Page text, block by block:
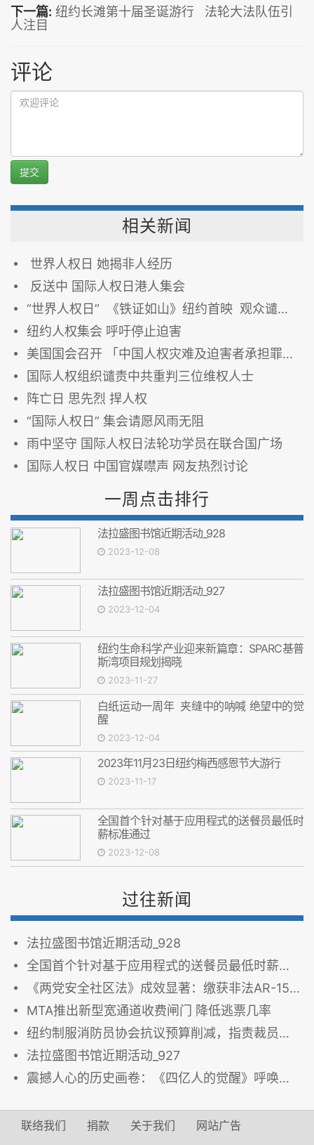
下一篇: 纽约长滩第十届圣诞游行 法轮大法队伍引
人注目
评论
提交
相关新闻
世界人权日 她揭非人经历
反送中 国际人权日港人集会
“世界人权日” 《铁证如山》纽约首映 观众谴责中共暴行
纽约人权集会 呼吁停止迫害
美国国会召开 「中国人权灾难及迫害者承担罪责」研讨会
国际人权组织谴责中共重判三位维权人士
阵亡日 思先烈 捍人权
“国际人权日” 集会请愿风雨无阻
雨中坚守 国际人权日法轮功学员在联合国广场
国际人权日 中国官媒噤声 网友热烈讨论
一周点击排行
法拉盛图书馆近期活动_928
2023-12-08
法拉盛图书馆近期活动_927
2023-12-04
纽约生命科学产业迎来新篇章：SPARC基普
斯湾项目规划揭晓
2023-11-27
白纸运动一周年 夹缝中的呐喊 绝望中的觉
醒
2023-12-04
2023年11月23日纽约梅西感恩节大游行
2023-11-17
全国首个针对基于应用程式的送餐员最低时
薪标准通过
2023-12-08
过往新闻
法拉盛图书馆近期活动_928
全国首个针对基于应用程式的送餐员最低时薪标准通过
《两党安全社区法》成效显著：缴获非法AR-15、捕获数百枪支贩运者
MTA推出新型宽通道收费闸门 降低逃票几率
纽约制服消防员协会抗议预算削减，指责裁员威胁社区安全
法拉盛图书馆近期活动_927
震撼人心的历史画卷：《四亿人的觉醒》呼唤全民三退
联络我们 捐款 关于我们 网站广告